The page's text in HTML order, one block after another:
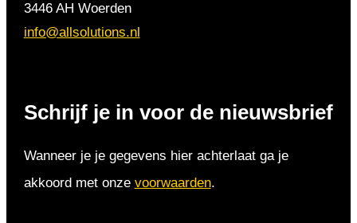
3446 AH Woerden
info@allsolutions.nl
Schrijf je in voor de nieuwsbrief
Wanneer je je gegevens hier achterlaat ga je
akkoord met onze voorwaarden.